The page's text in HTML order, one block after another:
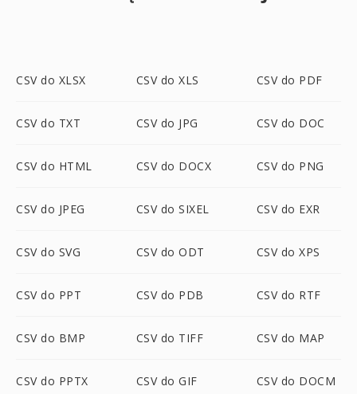
CSV do XLSX CSV do XLS CSV do PDF
CSV do TXT CSV do JPG CSV do DOC
CSV do HTML CSV do DOCX CSV do PNG
CSV do JPEG CSV do SIXEL CSV do EXR
CSV do SVG CSV do ODT CSV do XPS
CSV do PPT CSV do PDB CSV do RTF
CSV do BMP CSV do TIFF CSV do MAP
CSV do PPTX CSV do GIF CSV do DOCM